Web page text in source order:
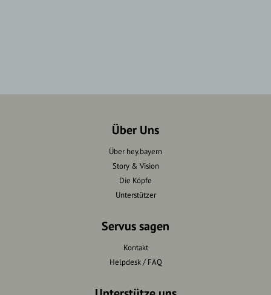
Über Uns
Über hey.bayern
Story & Vision
Die Köpfe
Unterstützer
Servus sagen
Kontakt
Helpdesk / FAQ